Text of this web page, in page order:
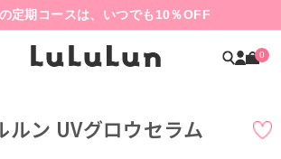
定期コースは、いつでも10％OFF
0
ルン UVグロウセラム